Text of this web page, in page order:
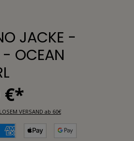
JACKE -
- OCEAN
€*
VERSAND ab 60€